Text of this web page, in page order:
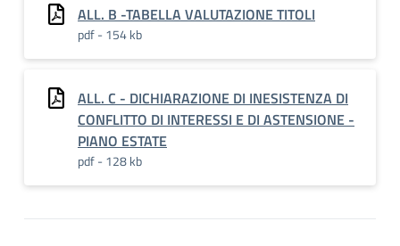
ALL. B -TABELLA VALUTAZIONE TITOLI
pdf - 154 kb
ALL. C - DICHIARAZIONE DI INESISTENZA DI
CONFLITTO DI INTERESSI E DI ASTENSIONE -
PIANO ESTATE
pdf - 128 kb